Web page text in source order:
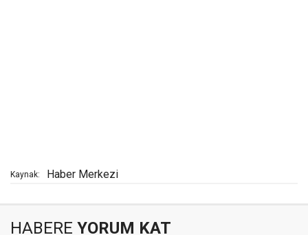
Kaynak: Haber Merkezi
HABERE YORUM KAT